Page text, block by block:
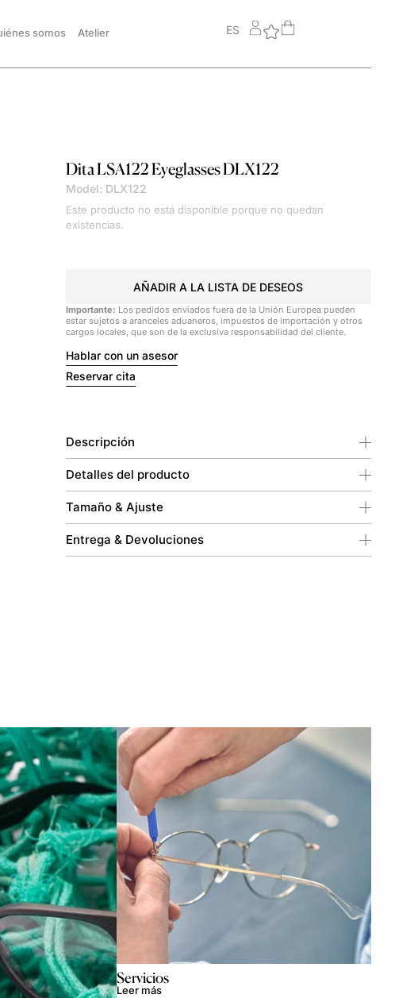
somos Atelier ES
DitaLSA122 Eyeglasses DLX122
Model: DLX122
Este producto no está disponible porque no quedan
existencias.
AÑADIR A LA LISTA DE DESEOS
Importante: Los pedidos enviados fuera de la Unión Europea pueden
estar sujetos a aranceles aduaneros, impuestos de importación y otros
cargos locales, que son de la exclusiva responsabilidad del cliente.
Hablar con un asesor
Reservar cita
Descripción
Detalles del producto
Tamaño & Ajuste
Entrega & Devoluciones
Servicios
Leer más